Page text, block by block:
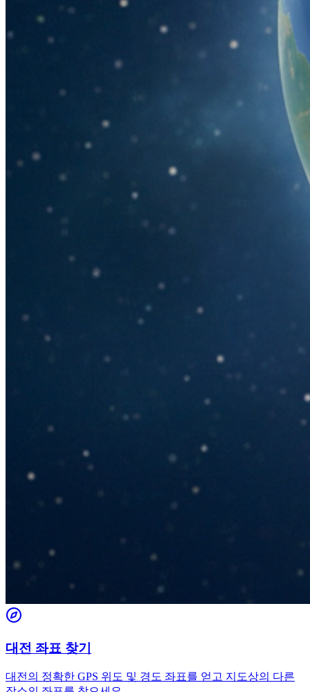
대전 좌표 찾기
대전의 정확한 GPS 위도 및 경도 좌표를 얻고 지도상의 다른